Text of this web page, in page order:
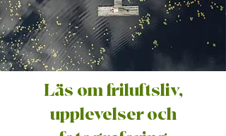
Läs om friluftsliv,
upplevelser och